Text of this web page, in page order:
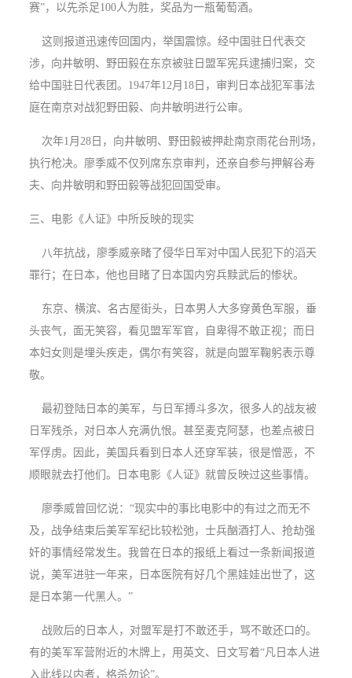
赛”，以先杀足100人为胜，奖品为一瓶葡萄酒。
这则报道迅速传回国内，举国震惊。经中国驻日代表交
涉，向井敏明、野田毅在东京被驻日盟军宪兵逮捕归案，交
给中国驻日代表团。1947年12月18日，审判日本战犯军事法
庭在南京对战犯野田毅、向井敏明进行公审。
次年1月28日，向井敏明、野田毅被押赴南京雨花台刑场，
执行枪决。廖季威不仅列席东京审判，还亲自参与押解谷寿
夫、向井敏明和野田毅等战犯回国受审。
三、电影《人证》中所反映的现实
八年抗战，廖季威亲睹了侵华日军对中国人民犯下的滔天
罪行；在日本，他也目睹了日本国内穷兵黩武后的惨状。
东京、横滨、名古屋街头，日本男人大多穿黄色军服，垂
头丧气，面无笑容，看见盟军军官，自卑得不敢正视；而日
本妇女则是埋头疾走，偶尔有笑容，就是向盟军鞠躬表示尊
敬。
最初登陆日本的美军，与日军搏斗多次，很多人的战友被
日军残杀，对日本人充满仇恨。甚至麦克阿瑟，也差点被日
军俘虏。因此，美国兵看到日本人还穿军装，很是憎恶，不
顺眼就去打他们。日本电影《人证》就曾反映过这些事情。
廖季威曾回忆说：“现实中的事比电影中的有过之而无不
及，战争结束后美军军纪比较松弛，士兵酗酒打人、抢劫强
奸的事情经常发生。我曾在日本的报纸上看过一条新闻报道
说，美军进驻一年来，日本医院有好几个黑娃娃出世了，这
是日本第一代黑人。”
战败后的日本人，对盟军是打不敢还手，骂不敢还口的。
有的美军军营附近的木牌上，用英文、日文写着“凡日本人进
入此线以内者，格杀勿论”。